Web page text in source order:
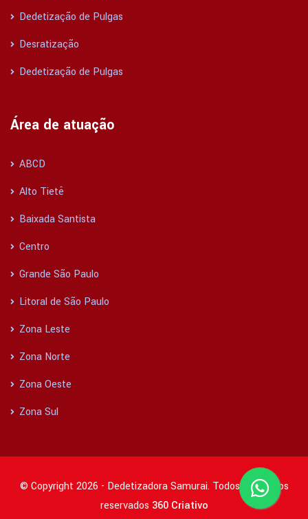
Dedetização de Pulgas
Desratização
Dedetização de Pulgas
Área de atuação
ABCD
Alto Tietê
Baixada Santista
Centro
Grande São Paulo
Litoral de São Paulo
Zona Leste
Zona Norte
Zona Oeste
Zona Sul
© Copyright 2026 - Dedetizadora Samurai. Todos os direitos
reservados 360 Criativo